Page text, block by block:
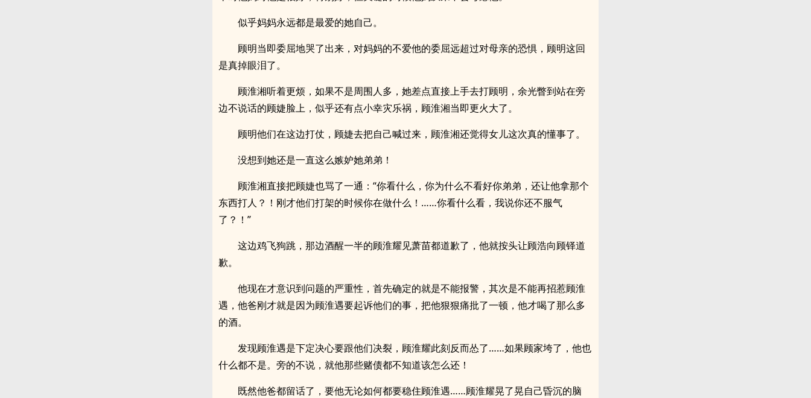
似乎妈妈永远都是最爱的她自己。
顾明当即委屈地哭了出来，对妈妈的不爱他的委屈远超过对母亲的恐惧，顾明这回
是真掉眼泪了。
顾淮湘听着更烦，如果不是周围人多，她差点直接上手去打顾明，余光瞥到站在旁
边不说话的顾婕脸上，似乎还有点小幸灾乐祸，顾淮湘当即更火大了。
顾明他们在这边打仗，顾婕去把自己喊过来，顾淮湘还觉得女儿这次真的懂事了。
没想到她还是一直这么嫉妒她弟弟！
顾淮湘直接把顾婕也骂了一通：“你看什么，你为什么不看好你弟弟，还让他拿那个
东西打人？！刚才他们打架的时候你在做什么！……你看什么看，我说你还不服气
了？！”
这边鸡飞狗跳，那边酒醒一半的顾淮耀见萧苗都道歉了，他就按头让顾浩向顾铎道
歉。
他现在才意识到问题的严重性，首先确定的就是不能报警，其次是不能再招惹顾淮
遇，他爸刚才就是因为顾淮遇要起诉他们的事，把他狠狠痛批了一顿，他才喝了那么多
的酒。
发现顾淮遇是下定决心要跟他们决裂，顾淮耀此刻反而怂了……如果顾家垮了，他也
什么都不是。旁的不说，就他那些赌债都不知道该怎么还！
既然他爸都留话了，要他无论如何都要稳住顾淮遇……顾淮耀晃了晃自己昏沉的脑